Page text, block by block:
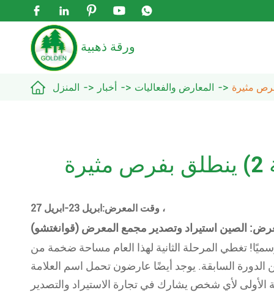
    
ورقة ذهبية
 المنزل أخبار المعارض والفعاليات
وقت المعرض: ابريل 23-ابريل 27 ،
الصين استيراد وتصدير مجمع المعرض (قوانغتشو)
معرض كانتون 137 المرتقب للغاية رسميًا! تغطي المرحلة الثانية لهذا العام مساحة ضخمة من
الدورة السابقة. يوجد أيضًا عارضون تحمل اسم العلامة